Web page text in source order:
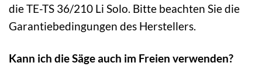
die TE-TS 36/210 Li Solo. Bitte beachten Sie die
Garantiebedingungen des Herstellers.
Kann ich die Säge auch im Freien verwenden?